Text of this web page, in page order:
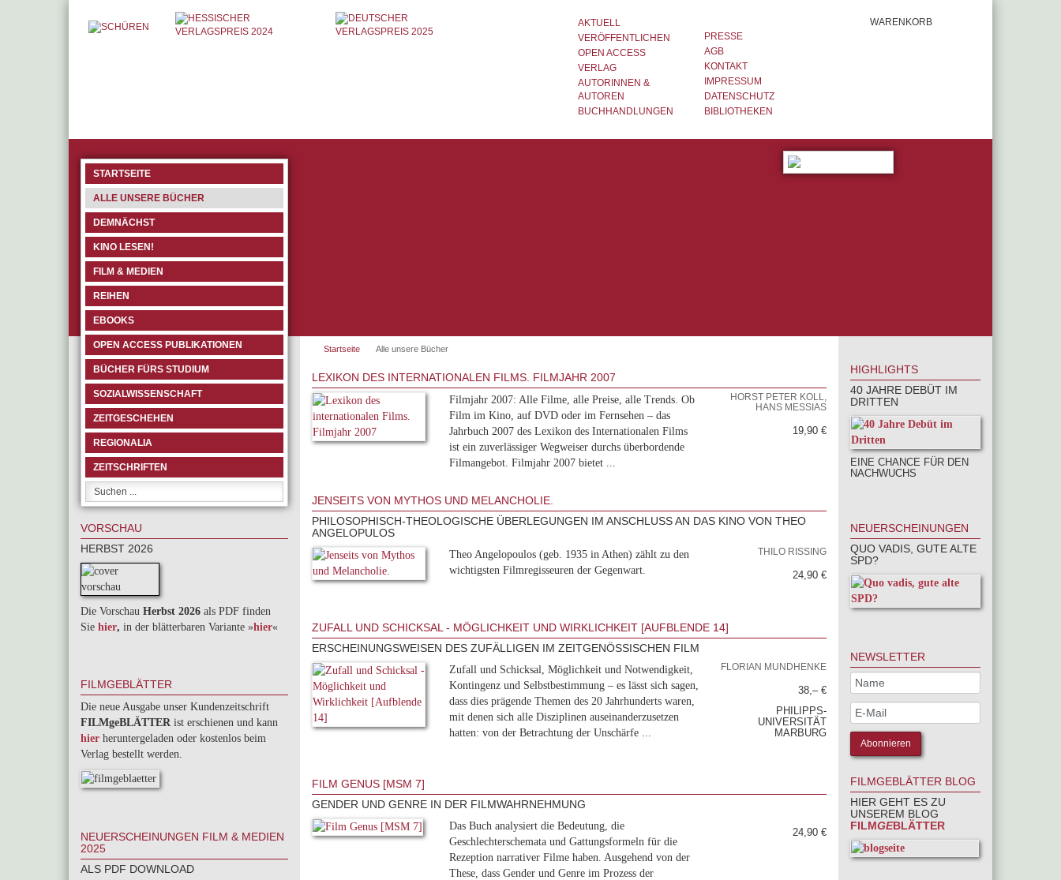
AKTUELL
VERÖFFENTLICHEN
OPEN ACCESS
VERLAG
AUTORINNEN &
AUTOREN
BUCHHANDLUNGEN
PRESSE
AGB
KONTAKT
IMPRESSUM
DATENSCHUTZ
BIBLIOTHEKEN
WARENKORB
STARTSEITE
ALLE UNSERE BÜCHER
DEMNÄCHST
KINO LESEN!
FILM & MEDIEN
REIHEN
EBOOKS
OPEN ACCESS PUBLIKATIONEN
BÜCHER FÜRS STUDIUM
SOZIALWISSENSCHAFT
ZEITGESCHEHEN
REGIONALIA
ZEITSCHRIFTEN
VORSCHAU
HERBST 2026
Die Vorschau Herbst 2026 als PDF finden
Sie hier, in der blätterbaren Variante »hier«
FILMGEBLÄTTER
Die neue Ausgabe unser Kundenzeitschrift
FILMgeBLÄTTER ist erschienen und kann
hier heruntergeladen oder kostenlos beim
Verlag bestellt werden.
NEUERSCHEINUNGEN FILM & MEDIEN
2025
ALS PDF DOWNLOAD
Startseite Alle unsere Bücher
LEXIKON DES INTERNATIONALEN FILMS. FILMJAHR 2007
Filmjahr 2007: Alle Filme, alle Preise, alle Trends. Ob
Film im Kino, auf DVD oder im Fernsehen – das
Jahrbuch 2007 des Lexikon des Internationalen Films
ist ein zuverlässiger Wegweiser durchs überbordende
Filmangebot. Filmjahr 2007 bietet ...
HORST PETER KOLL,
HANS MESSIAS
19,90 €
JENSEITS VON MYTHOS UND MELANCHOLIE.
PHILOSOPHISCH-THEOLOGISCHE ÜBERLEGUNGEN IM ANSCHLUSS AN DAS KINO VON THEO
ANGELOPULOS
Theo Angelopoulos (geb. 1935 in Athen) zählt zu den
wichtigsten Filmregisseuren der Gegenwart.
THILO RISSING
24,90 €
ZUFALL UND SCHICKSAL - MÖGLICHKEIT UND WIRKLICHKEIT [AUFBLENDE 14]
ERSCHEINUNGSWEISEN DES ZUFÄLLIGEN IM ZEITGENÖSSISCHEN FILM
Zufall und Schicksal, Möglichkeit und Notwendigkeit,
Kontingenz und Selbstbestimmung – es lässt sich sagen,
dass dies prägende Themen des 20 Jahrhunderts waren,
mit denen sich alle Disziplinen auseinanderzusetzen
hatten: von der Betrachtung der Unschärfe ...
FLORIAN MUNDHENKE
38,– €
PHILIPPS-
UNIVERSITÄT
MARBURG
FILM GENUS [MSM 7]
GENDER UND GENRE IN DER FILMWAHRNEHMUNG
Das Buch analysiert die Bedeutung, die
Geschlechterschemata und Gattungsformeln für die
Rezeption narrativer Filme haben. Ausgehend von der
These, dass Gender und Genre im Prozess der
24,90 €
HIGHLIGHTS
40 JAHRE DEBÜT IM
DRITTEN
EINE CHANCE FÜR DEN
NACHWUCHS
NEUERSCHEINUNGEN
QUO VADIS, GUTE ALTE
SPD?
NEWSLETTER
FILMGEBLÄTTER BLOG
HIER GEHT ES ZU
UNSEREM BLOG
FILMGEBLÄTTER